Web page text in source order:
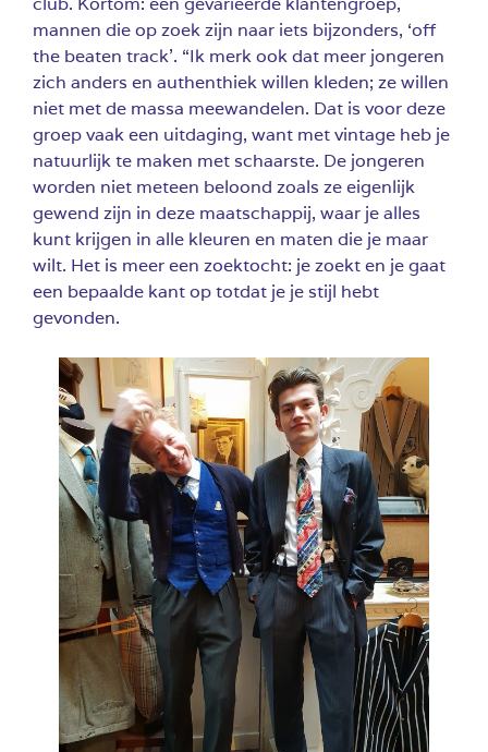
mannen die op zoek zijn naar iets bijzonders, ‘off
the beaten track’. “Ik merk ook dat meer jongeren
zich anders en authenthiek willen kleden; ze willen
niet met de massa meewandelen. Dat is voor deze
groep vaak een uitdaging, want met vintage heb je
natuurlijk te maken met schaarste. De jongeren
worden niet meteen beloond zoals ze eigenlijk
gewend zijn in deze maatschappij, waar je alles
kunt krijgen in alle kleuren en maten die je maar
wilt. Het is meer een zoektocht: je zoekt en je gaat
een bepaalde kant op totdat je je stijl hebt
gevonden.